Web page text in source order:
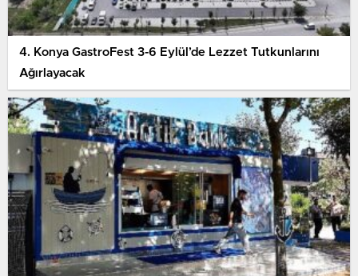
4. Konya GastroFest 3-6 Eylül’de Lezzet Tutkunlarını
Ağırlayacak